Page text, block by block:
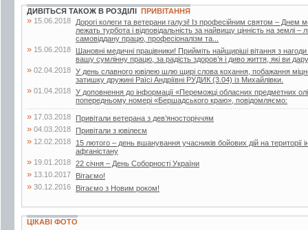
ДИВІТЬСЯ ТАКОЖ В РОЗДІЛІ ПРИВІТАННЯ
» 15.06.2018
Дорогі колеги та ветерани галузі! Із професійним святом –
лежать турбота і відповідальність за найвищу цінність на землі
самовіддану працю, професіоналізм та...
» 15.06.2018
Шановні медичні працівники! Прийміть найщиріші вітання з
вашу сумлінну працю, за радість здоров’я і диво життя, які ви
» 02.04.2018 У день славного ювілею шлю щирі слова кохання, побажання
затишку дружині Раїсі Андріївні РУДИК (3.04) із Михайлівки.
» 01.04.2018 У доповнення до інформації «Переможці обласних предметних
попередньому номері «Бершадського краю», повідомляємо:
» 17.03.2018 Привітали ветерана з дев’яносторіччям
» 04.03.2018 Привітали з ювілеєм
» 12.02.2018
15 лютого – день вшанування учасників бойових дій на території
афганістану
» 19.01.2018 22 січня – День Соборності України
» 13.10.2017 Вітаємо!
» 30.12.2016 Вітаємо з Новим роком!
ЦІКАВІ ФОТО